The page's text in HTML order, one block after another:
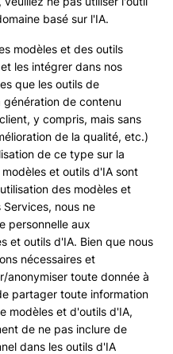
basé sur l'IA.
modèles et des outils
les intégrer dans nos
que les outils de
génération de contenu
y compris, mais sans
de la qualité, etc.)
de ce type sur la
et outils d'IA sont
des modèles et
nous ne
personnelle aux
et outils d'IA. Bien que nous
nécessaires et
anonymiser toute donnée à
partager toute information
modèles et d'outils d'IA,
de ne pas inclure de
dans les outils d'IA